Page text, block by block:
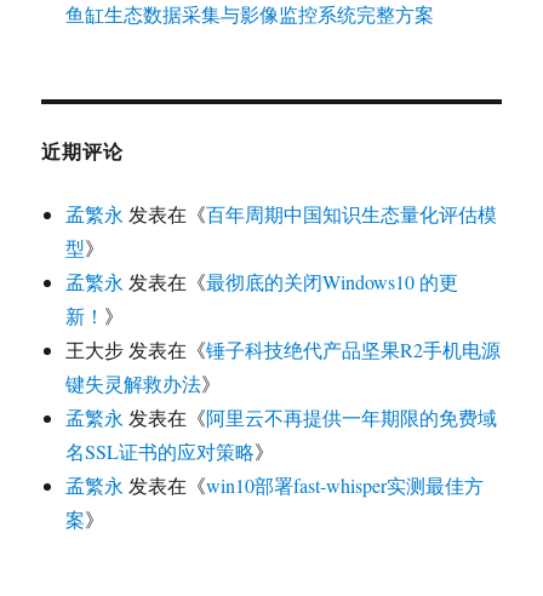
鱼缸生态数据采集与影像监控系统完整方案
近期评论
孟繁永 发表在《百年周期中国知识生态量化评估模
型》
孟繁永 发表在《最彻底的关闭Windows10 的更
新！ 》
王大步 发表在《锤子科技绝代产品坚果R2手机电源
键失灵解救办法》
孟繁永 发表在《阿里云不再提供一年期限的免费域
名SSL证书的应对策略》
孟繁永 发表在《win10部署fast-whisper实测最佳方
案》